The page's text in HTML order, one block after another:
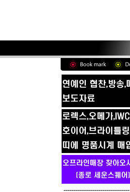
----------------------------------